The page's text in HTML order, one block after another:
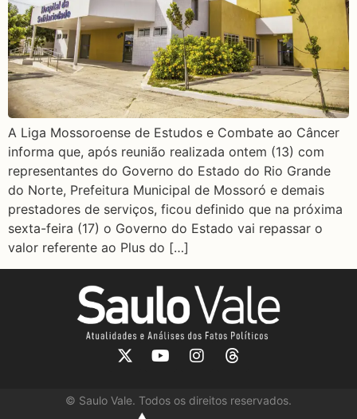
A Liga Mossoroense de Estudos e Combate ao Câncer
informa que, após reunião realizada ontem (13) com
representantes do Governo do Estado do Rio Grande
do Norte, Prefeitura Municipal de Mossoró e demais
prestadores de serviços, ficou definido que na próxima
sexta-feira (17) o Governo do Estado vai repassar o
valor referente ao Plus do […]
© Saulo Vale. Todos os direitos reservados.